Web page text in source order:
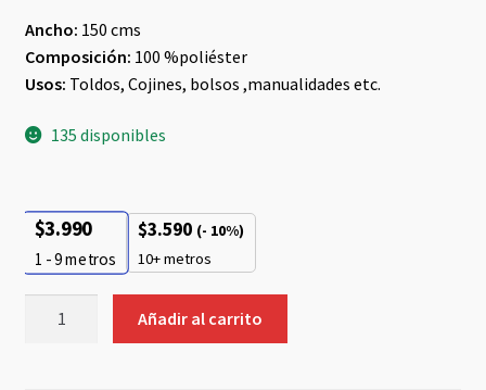
Ancho: 150 cms
Composición: 100 %poliéster
Usos: Toldos, Cojines, bolsos ,manualidades etc.
135 disponibles
$3.990
1 - 9metros
$3.590 (- 10%)
10+ metros
Añadir al carrito